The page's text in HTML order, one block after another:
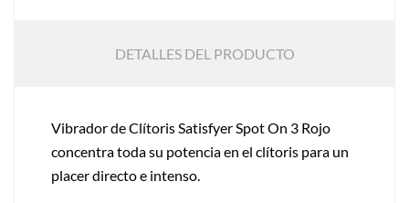
DETALLES DEL PRODUCTO
Vibrador de Clítoris Satisfyer Spot On 3 Rojo
concentra toda su potencia en el clítoris para un
placer directo e intenso.